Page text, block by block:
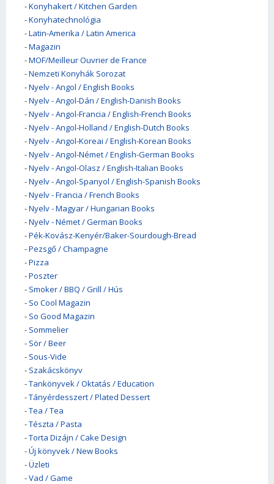
-Konyhakert / Kitchen Garden
-Konyhatechnológia
-Latin-Amerika / Latin America
-Magazin
-MOF/Meilleur Ouvrier de France
-Nemzeti Konyhák Sorozat
-Nyelv - Angol / English Books
-Nyelv - Angol-Dán / English-Danish Books
-Nyelv - Angol-Francia / English-French Books
-Nyelv - Angol-Holland / English-Dutch Books
-Nyelv - Angol-Koreai / English-Korean Books
-Nyelv - Angol-Német / English-German Books
-Nyelv - Angol-Olasz / English-Italian Books
-Nyelv - Angol-Spanyol / English-Spanish Books
-Nyelv - Francia / French Books
-Nyelv - Magyar / Hungarian Books
-Nyelv - Német / German Books
-Pék-Kovász-Kenyér/Baker-Sourdough-Bread
-Pezsgő / Champagne
-Pizza
-Poszter
- Smoker / BBQ / Grill / Hús
- So Cool Magazin
- So Good Magazin
- Sommelier
- Sör / Beer
- Sous-Vide
- Szakácskönyv
-Tankönyvek / Oktatás / Education
-Tányérdesszert / Plated Dessert
-Tea / Tea
-Tészta / Pasta
-Torta Dizájn / Cake Design
-Új könyvek / New Books
-Üzleti
-Vad / Game